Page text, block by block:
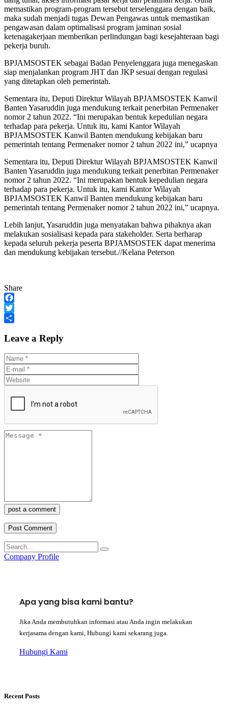
memastikan program-program tersebut terselenggara dengan baik,
maka sudah menjadi tugas Dewan Pengawas untuk memastikan
pengawasan dalam optimalisasi program jaminan sosial
ketenagakerjaan memberikan perlindungan bagi kesejahteraan bagi
pekerja buruh.
BPJAMSOSTEK sebagai Badan Penyelenggara juga menegaskan
siap menjalankan program JHT dan JKP sesuai dengan regulasi
yang ditetapkan oleh pemerintah.
Sementara itu, Deputi Direktur Wilayah BPJAMSOSTEK Kanwil
Banten Yasaruddin juga mendukung terkait penerbitan Permenaker
nomor 2 tahun 2022. “Ini merupakan bentuk kepedulian negara
terhadap para pekerja. Untuk itu, kami Kantor Wilayah
BPJAMSOSTEK Kanwil Banten mendukung kebijakan baru
pemerintah tentang Permenaker nomor 2 tahun 2022 ini,” ucapnya
Sementara itu, Deputi Direktur Wilayah BPJAMSOSTEK Kanwil
Banten Yasaruddin juga mendukung terkait penerbitan Permenaker
nomor 2 tahun 2022. “Ini merupakan bentuk kepedulian negara
terhadap para pekerja. Untuk itu, kami Kantor Wilayah
BPJAMSOSTEK Kanwil Banten mendukung kebijakan baru
pemerintah tentang Permenaker nomor 2 tahun 2022 ini,” ucapnya.
Lebih lanjut, Yasaruddin juga menyatakan bahwa pihaknya akan
melakukan sosialisasi kepada para stakeholder. Serta berharap
kepada seluruh pekerja peserta BPJAMSOSTEK dapat menerima
dan mendukung kebijakan tersebut.//Kelana Peterson
Share
Facebook
Twitter
Leave a Reply
post a comment
Company Profile
Apa yang bisa kami bantu?
Jika Anda membutuhkan informasi atau Anda ingin melakukan
kerjasama dengan kami, Hubungi kami sekarang juga.
Hubungi Kami
Recent Posts